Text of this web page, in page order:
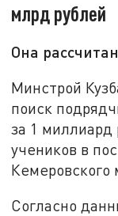
млрд рублей
Она
Минстрой
поиск
за 1 миллиард
учеников в
Кемеровского
Согласно